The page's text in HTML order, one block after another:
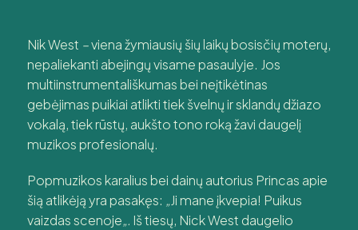
Nik West –viena žymiausių šių laikų bosisčių moterų,
nepaliekanti abejingų visame pasaulyje. Jos
multiinstrumentališkumas bei neįtikėtinas
gebėjimas puikiai atlikti tiek švelnų ir sklandų džiazo
vokalą, tiek rūstų, aukšto tono roką žavi daugelį
muzikos profesionalų.
Popmuzikos karalius bei dainų autorius Princas apie
šią atlikėją yra pasakęs: „Ji mane įkvepia! Puikus
vaizdas scenoje„. Iš tiesų, Nick West daugelio